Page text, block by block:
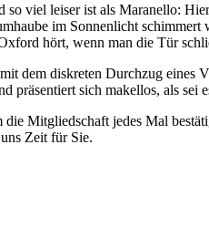
viel leiser ist als Maranello:
im Sonnenlicht
hört, wenn man die Tür
dem diskreten Durchzug
sich makellos, als sei
Mitgliedschaft jedes Mal
Zeit für Sie.